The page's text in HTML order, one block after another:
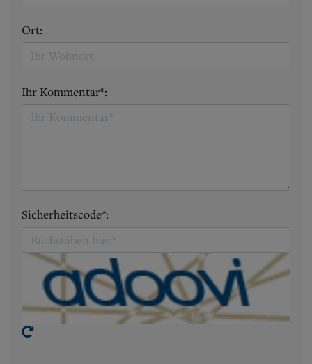
Ort:
Ihr Kommentar*:
Sicherheitscode*: